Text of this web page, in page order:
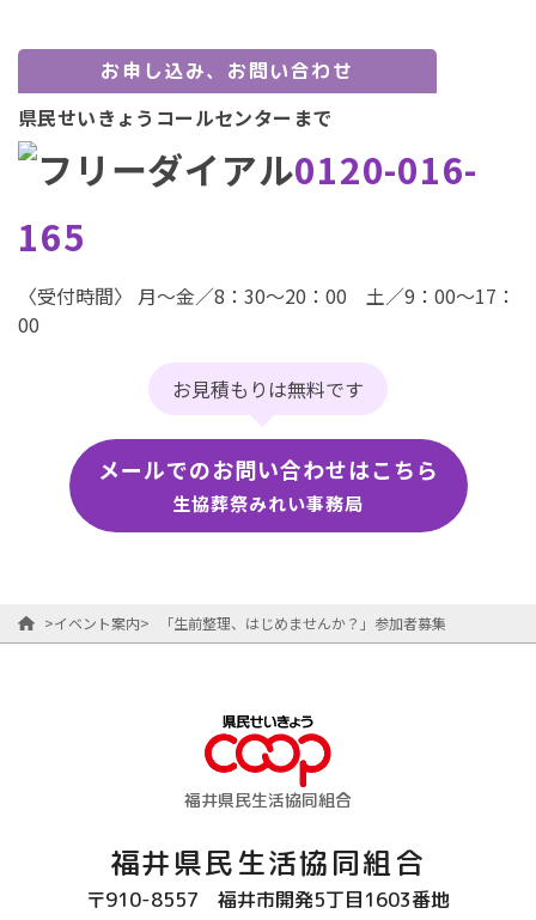
お申し込み、お問い合わせ
県民せいきょうコールセンターまで
0120-016-
165
〈受付時間〉 月～金／8：30～20：00 土／9：00～17：
00
お見積もりは無料です
メールでのお問い合わせはこちら
生協葬祭みれい事務局
>イベント案内> 「生前整理、はじめませんか？」参加者募集
福井県民生活協同組合
福井県民生活協同組合
〒910-8557 福井市開発5丁目1603番地